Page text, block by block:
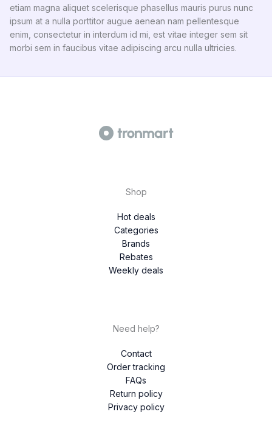
etiam magna aliquet scelerisque phasellus mauris purus nunc
ipsum at a nulla porttitor augue aenean nam pellentesque
enim, consectetur in interdum id mi, est vitae integer sem sit
morbi sem in faucibus vitae adipiscing arcu nulla ultricies.
Shop
Hot deals
Categories
Brands
Rebates
Weekly deals
Need help?
Contact
Order tracking
FAQs
Return policy
Privacy policy